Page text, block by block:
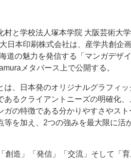
～ 新成長軌道を描く
購読・購入申し込み サイトポリシー
村と学校法人塚本学院 大阪芸術大
日本印刷株式会社は、産学共創企
道の魅力を発信する「マンガデザ
メタバース上で公開する。
は、日本発のオリジナルグラフィ
あるクライアントニーズの明確化
ガの特徴である分かりやすさやス
等を加え、2つの強みを最大限に活
創造」「発信」「交流」そして「